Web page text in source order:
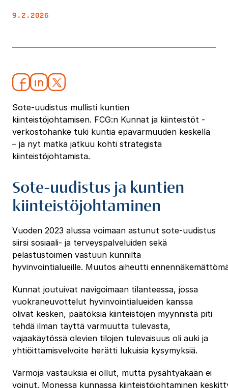
9.2.2026
Sote-uudistus mullisti kuntien
kiinteistöjohtamisen. FCG:n Kunnat ja kiinteistöt -
verkostohanke tuki kuntia epävarmuuden keskellä
– ja nyt matka jatkuu kohti strategista
kiinteistöjohtamista.
Sote-uudistus ja kuntien
kiinteistöjohtaminen
Vuoden 2023 alussa voimaan astunut sote-uudistus
siirsi sosiaali- ja terveyspalveluiden sekä
pelastustoimen vastuun kunnilta
hyvinvointialueille. Muutos aiheutti
Kunnat joutuivat navigoimaan tilanteessa, jossa
vuokraneuvottelut hyvinvointialueiden kanssa
olivat kesken, päätöksiä kiinteistöjen myynnistä piti
tehdä ilman täyttä varmuutta tulevasta,
vajaakäytössä olevien tilojen tulevaisuus oli auki ja
yhtiöittämisvelvoite herätti lukuisia kysymyksiä.
Varmoja vastauksia ei ollut, mutta pysähtyäkään ei
voinut. Monessa kunnassa kiinteistöjohtaminen